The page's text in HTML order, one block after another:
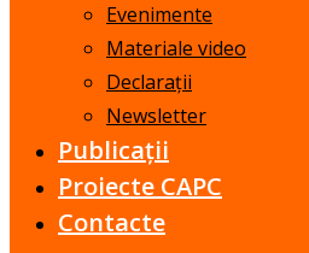
Evenimente
Materiale video
Declarații
Newsletter
Publicații
Proiecte CAPC
Contacte